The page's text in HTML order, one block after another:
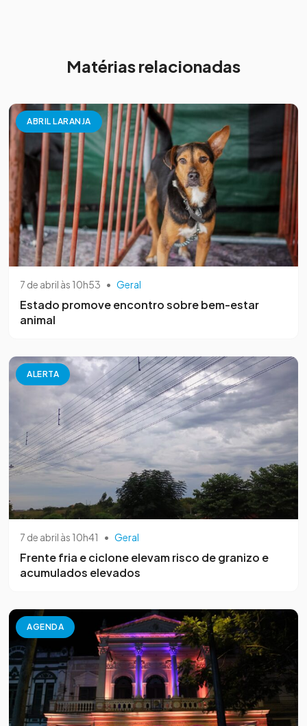
Matérias relacionadas
ABRIL LARANJA
7 de abril às 10h53 • Geral
Estado promove encontro sobre bem-estar
animal
ALERTA
7 de abril às 10h41 • Geral
Frente fria e ciclone elevam risco de granizo e
acumulados elevados
AGENDA